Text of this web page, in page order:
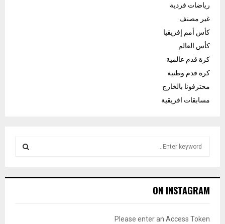
رياضات فردية
غير مصنف
كأس أمم إفريقيا
كأس العالم
كرة قدم عالمية
كرة قدم وطنية
محترفونا بالخارج
مسابقات افريقية
h
o
ON INSTAGRAM
Please enter an Access Token